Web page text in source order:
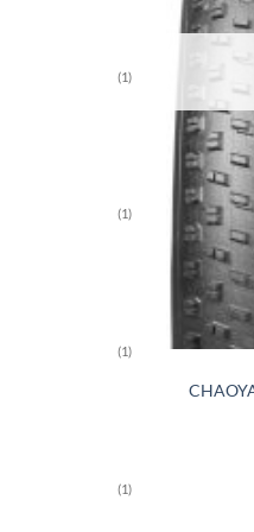
(1)
(1)
(1)
(1)